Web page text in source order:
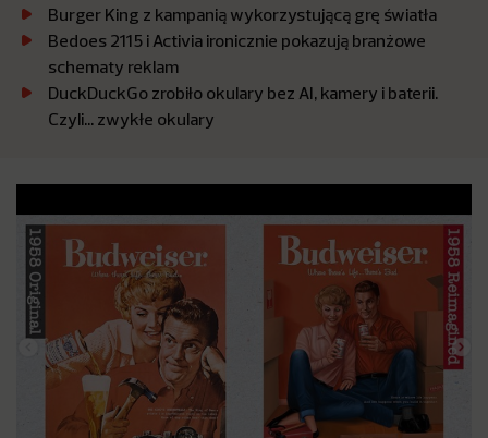
Burger King z kampanią wykorzystującą grę światła
Bedoes 2115 i Activia ironicznie pokazują branżowe
schematy reklam
DuckDuckGo zrobiło okulary bez AI, kamery i baterii.
Czyli… zwykłe okulary